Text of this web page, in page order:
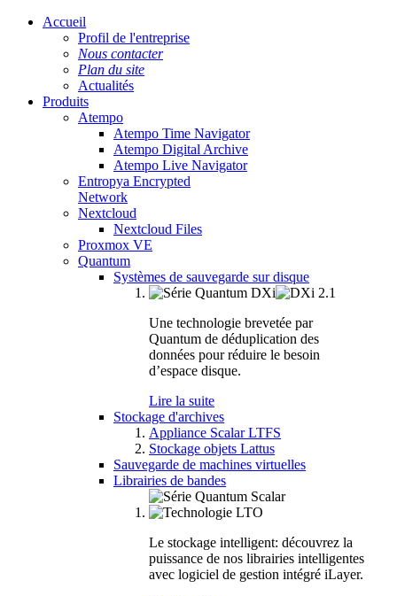
Accueil
Profil de l'entreprise
Nous contacter
Plan du site
Actualités
Produits
Atempo
Atempo Time Navigator
Atempo Digital Archive
Atempo Live Navigator
Entropya Encrypted
Network
Nextcloud
Nextcloud Files
Proxmox VE
Quantum
Systèmes de sauvegarde sur disque
Une technologie brevetée par
Quantum de déduplication des
données pour réduire le besoin
d’espace disque.
Lire la suite
Stockage d'archives
Appliance Scalar LTFS
Stockage objets Lattus
Sauvegarde de machines virtuelles
Librairies de bandes
Le stockage intelligent: découvrez la
puissance de nos librairies intelligentes
avec logiciel de gestion intégré iLayer.